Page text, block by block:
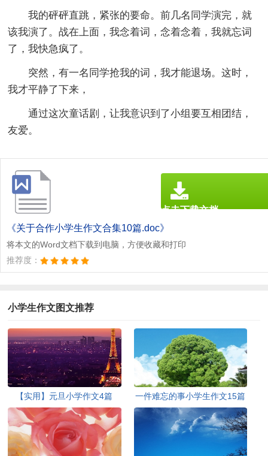
我的砰砰直跳，紧张的要命。前几名同学演完，就
该我演了。战在上面，我念着词，念着念着，我就忘词
了，我快急疯了。
突然，有一名同学抢我的词，我才能退场。这时，
我才平静了下来，
通过这次童话剧，让我意识到了小组要互相团结，
友爱。
《关于合作小学生作文合集10篇.doc》
将本文的Word文档下载到电脑，方便收藏和打印
推荐度：
点击下载文档
文档为doc格式
小学生作文图文推荐
【实用】元旦小学作文4篇 一件难忘的事小学生作文15篇